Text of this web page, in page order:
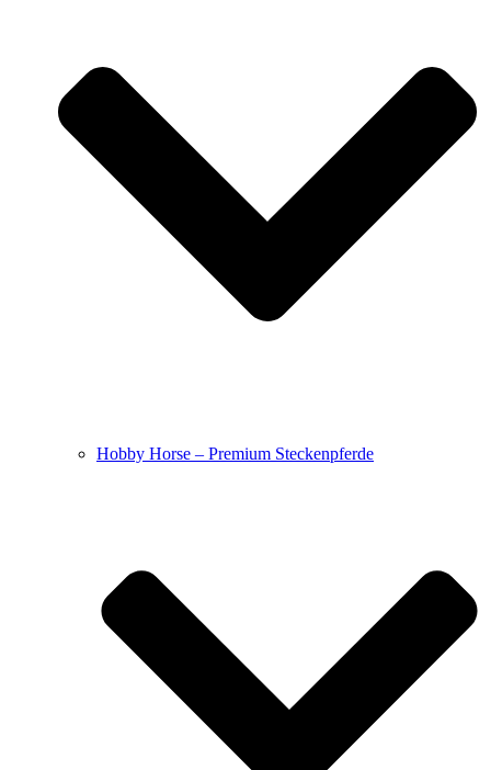
Hobby Horse – Premium Steckenpferde